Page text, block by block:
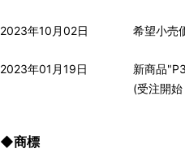
2023年10月02日 希望小売
2023年01月19日
新商品
(受注開
◆商標